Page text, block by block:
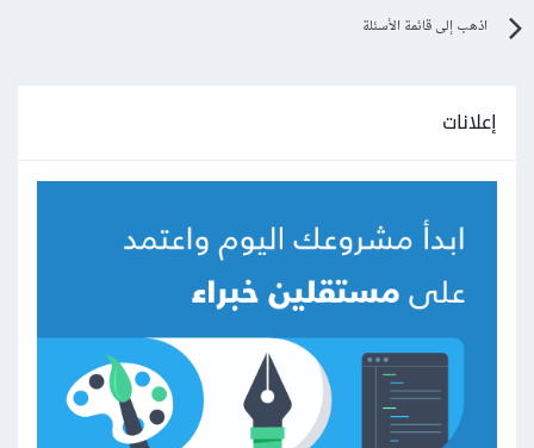
اذهب إلى قائمة الأسئلة
إعلانات